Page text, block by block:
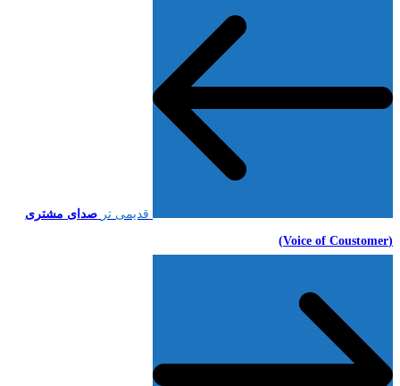
قدیمی تر صدای مشتری
(Voice of Coustomer)